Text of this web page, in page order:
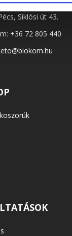
Siklósi út 43.
+36 72 805 440